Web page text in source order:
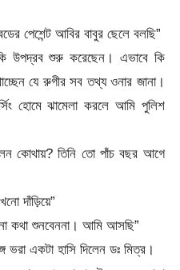
পেশেন্ট আবির বাবুর ছেলে বলছি”
উপদ্রব শুরু করেছেন। এভাবে কি
যে রুগীর সব তথ্য ওনার জানা।
হোমে ঝামেলা করলে আমি পুলিশ
কোথায়? তিনি তো পাঁচ বছর আগে
দাঁড়িয়ে”
শুনবেননা। আমি আসছি”
ভরা একটা হাসি দিলেন ডঃ মিত্র।